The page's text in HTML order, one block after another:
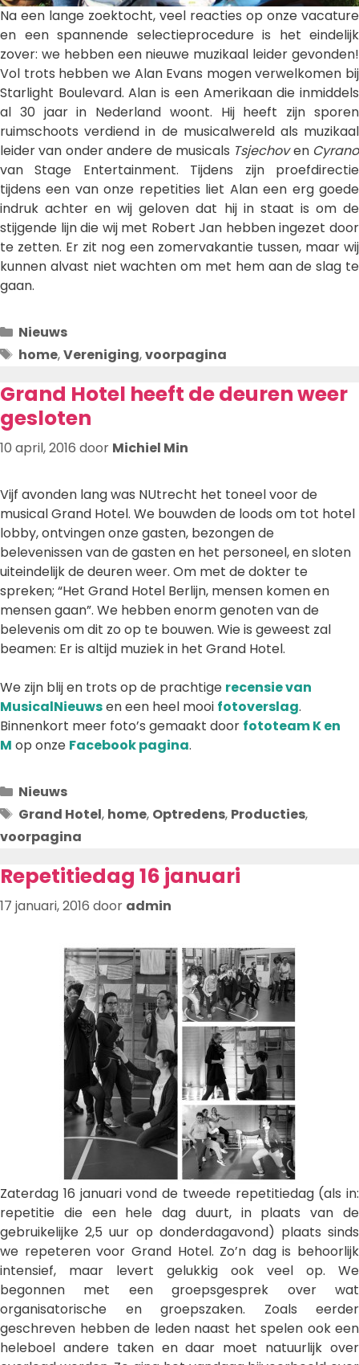
Na een lange zoektocht, veel reacties op onze vacature
en een spannende selectieprocedure is het eindelijk
zover: we hebben een nieuwe muzikaal leider gevonden!
Vol trots hebben we Alan Evans mogen verwelkomen bij
Starlight Boulevard. Alan is een Amerikaan die inmiddels
al 30 jaar in Nederland woont. Hij heeft zijn sporen
ruimschoots verdiend in de musicalwereld als muzikaal
leider van onder andere de musicals Tsjechoven Cyrano
van Stage Entertainment. Tijdens zijn proefdirectie
tijdens een van onze repetities liet Alan een erg goede
indruk achter en wij geloven dat hij in staat is om de
stijgende lijn die wij met Robert Jan hebben ingezet door
te zetten. Er zit nog een zomervakantie tussen, maar wij
kunnen alvast niet wachten om met hem aan de slag te
gaan.
Categorieën
Nieuws
Tags
home,Vereniging,voorpagina
Grand Hotel heeft de deuren weer
gesloten
10 april, 2016 door Michiel Min
Vijf avonden lang was NUtrecht het toneel voor de
musical Grand Hotel. We bouwden de loods om tot hotel
lobby, ontvingen onze gasten, bezongen de
belevenissen van de gasten en het personeel, en sloten
uiteindelijk de deuren weer. Om met de dokter te
spreken; “Het Grand Hotel Berlijn, mensen komen en
mensen gaan”. We hebben enorm genoten van de
belevenis om dit zo op te bouwen. Wie is geweest zal
beamen: Er is altijd muziek in het Grand Hotel.
We zijn blij en trots op de prachtige recensie van
MusicalNieuwsen een heel mooi fotoverslag.
Binnenkort meer foto’s gemaakt door fototeam K en
M op onze Facebook pagina.
Categorieën
Nieuws
Tags
Grand Hotel, home, Optredens, Producties,
voorpagina
Repetitiedag 16 januari
17 januari, 2016 door admin
Zaterdag 16 januari vond de tweede repetitiedag (als in:
repetitie die een hele dag duurt, in plaats van de
gebruikelijke 2,5 uur op donderdagavond) plaats sinds
we repeteren voor Grand Hotel. Zo’n dag is behoorlijk
intensief, maar levert gelukkig ook veel op. We
begonnen met een groepsgesprek over wat
organisatorische en groepszaken. Zoals eerder
geschreven hebben de leden naast het spelen ook een
heleboel andere taken en daar moet natuurlijk over